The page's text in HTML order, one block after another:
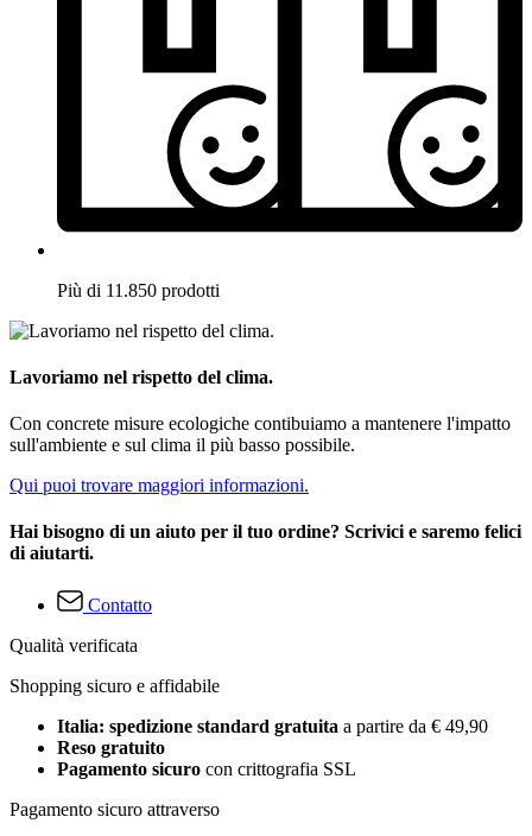
Più di 11.850 prodotti
Lavoriamo nel rispetto del clima.
Con concrete misure ecologiche contibuiamo a mantenere l'impatto
sull'ambiente e sul clima il più basso possibile.
Qui puoi trovare maggiori informazioni.
Hai bisogno di un aiuto per il tuo ordine? Scrivici e saremo felici
di aiutarti.
Contatto
Qualità verificata
Shopping sicuro e affidabile
Italia: spedizione standard gratuita a partire da € 49,90
Reso gratuito
Pagamento sicuro con crittografia SSL
Pagamento sicuro attraverso